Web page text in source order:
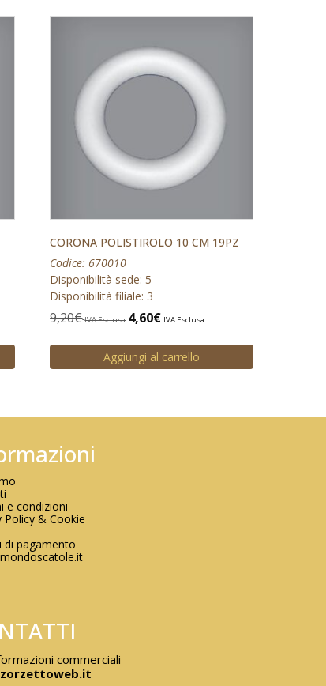
CORONA POLISTIROLO 10 CM 19PZ
Codice: 670010
Disponibilità sede: 5
Disponibilità filiale: 3
9,20€ IVA Esclusa 4,60€ IVA Esclusa
Aggiungi al carrello
e condizioni
Policy & Cookie
di pagamento
commerciali